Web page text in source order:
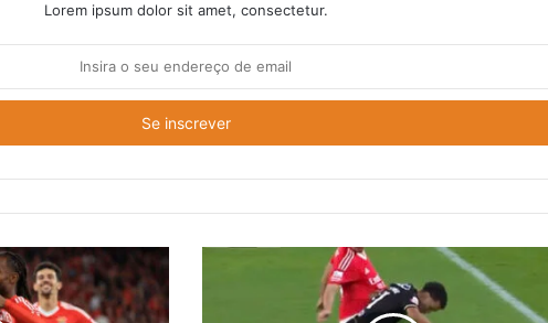
Lorem ipsum dolor sit amet, consectetur.